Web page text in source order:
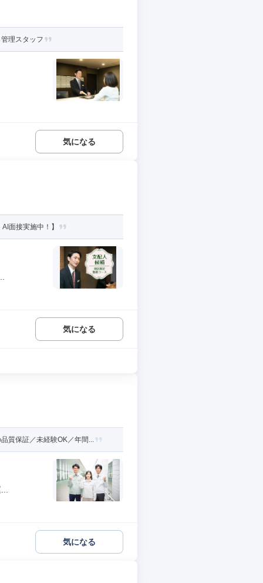
理スタッフ
気になる
面接実施中！】
気になる
質保証／未経験OK／年間...
気になる